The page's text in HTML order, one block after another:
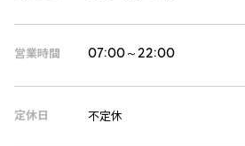
営業時間 07:00～22:00
定休日 不定休